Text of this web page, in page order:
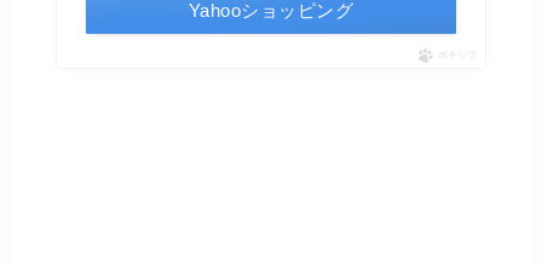
Yahooショッピング
ポチップ